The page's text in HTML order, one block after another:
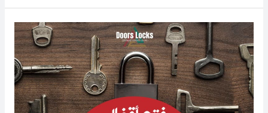
فتح
اقفال
الاحمدي